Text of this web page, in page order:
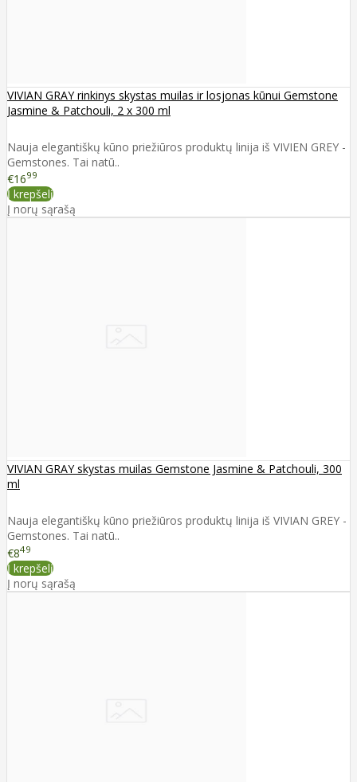
VIVIAN GRAY rinkinys skystas muilas ir losjonas kūnui Gemstone
Jasmine & Patchouli, 2 x 300 ml
Nauja elegantiškų kūno priežiūros produktų linija iš VIVIEN GREY -
Gemstones. Tai natū..
€1699
Į krepšelį
Į norų sąrašą
VIVIAN GRAY skystas muilas Gemstone Jasmine & Patchouli, 300
ml
Nauja elegantiškų kūno priežiūros produktų linija iš VIVIAN GREY -
Gemstones. Tai natū..
€849
Į krepšelį
Į norų sąrašą